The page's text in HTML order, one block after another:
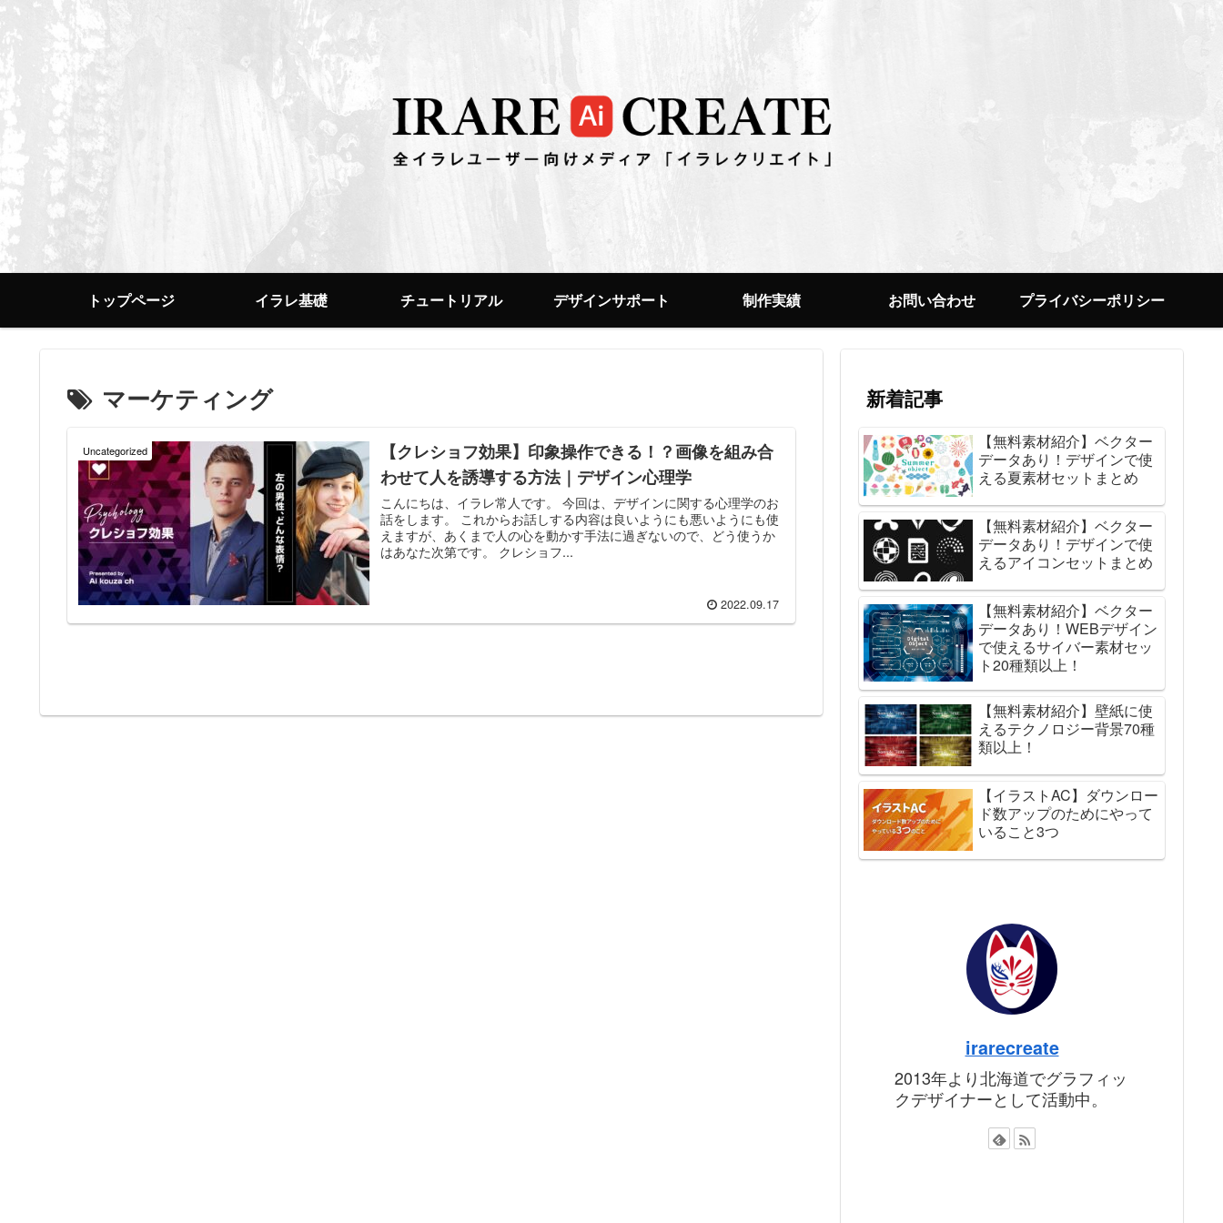
トップページ イラレ基礎 チュートリアル デザインサポート 制作実績 お問い合わせ プライバシーポリシー
マーケティング
Uncategorized
【クレショフ効果】印象操作できる！？画像を組み合
わせて人を誘導する方法｜デザイン心理学
こんにちは、イラレ常人です。 今回は、デザインに関する心理学のお
話をします。 これからお話しする内容は良いようにも悪いようにも使
えますが、あくまで人の心を動かす手法に過ぎないので、どう使うか
はあなた次第です。 クレショフ...
2022.09.17
新着記事
【無料素材紹介】ベクター
データあり！デザインで使
える夏素材セットまとめ
【無料素材紹介】ベクター
データあり！デザインで使
えるアイコンセットまとめ
【無料素材紹介】ベクター
データあり！WEBデザイン
で使えるサイバー素材セッ
ト20種類以上！
【無料素材紹介】壁紙に使
えるテクノロジー背景70種
類以上！
【イラストAC】ダウンロー
ド数アップのためにやって
いること3つ
irarecreate
2013年より北海道でグラフィッ
クデザイナーとして活動中。